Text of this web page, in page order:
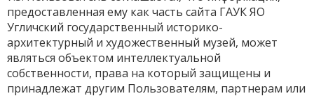
предоставленная ему как часть сайта ГАУК ЯО
Угличский государственный историко-
архитектурный и художественный музей, может
являться объектом интеллектуальной
собственности, права на который защищены и
принадлежат другим Пользователям, партнерам или